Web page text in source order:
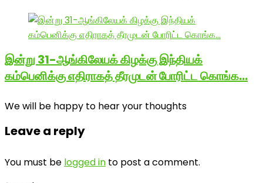
இன்று 31-ஆங்கிலேயக் கிழக்கு இந்தியக்
கம்பெனிக்கு எதிராகத் தீரமுடன் போரிட்ட கொங்க…
We will be happy to hear your thoughts
Leave a reply
You must be logged in to post a comment.